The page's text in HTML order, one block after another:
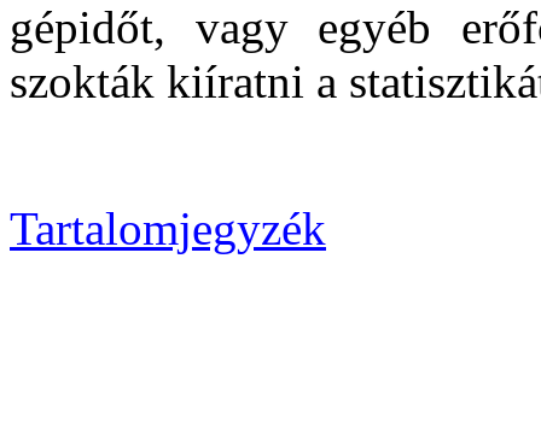
gépidőt, vagy egyéb
szokták kiíratni a
Tartalomjegyzék